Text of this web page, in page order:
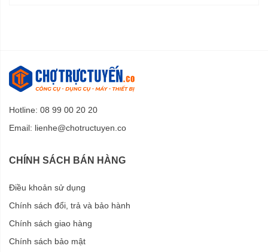
Hotline: 08 99 00 20 20
Email: lienhe@chotructuyen.co
CHÍNH SÁCH BÁN HÀNG
Điều khoản sử dụng
Chính sách đổi, trả và bảo hành
Chính sách giao hàng
Chính sách bảo mật